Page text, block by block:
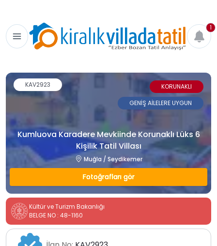
1
Kumluova Karadere Mevkiinde Korunaklı Lüks 6
Kişilik Tatil Villası
Muğla / Seydikemer
Fotoğrafları gör
KAV2923
KORUNAKLI
GENİŞ AİLELERE UYGUN
Kültür ve Turizm Bakanlığı
BELGE NO : 48-1160